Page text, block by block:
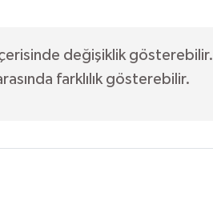
değişiklik gösterebilir.
farklılık gösterebilir.